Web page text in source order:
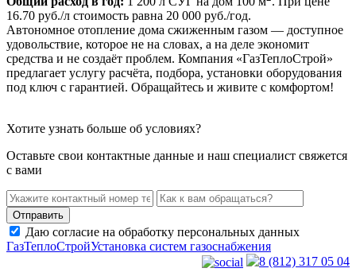
16.70 руб./л стоимость равна 20 000 руб./год.
Автономное отопление дома сжиженным газом — доступное
удовольствие, которое не на словах, а на деле экономит
средства и не создаёт проблем. Компания «ГазТеплоСтрой»
предлагает услугу расчёта, подбора, установки оборудования
под ключ с гарантией. Обращайтесь и живите с комфортом!
Хотите узнать больше об условиях?
Оставьте свои контактные данные и наш специалист свяжется
с вами
Даю согласие на обработку персональных данных
ГазТеплоСтройУстановка систем газоснабжения
8 (812) 317 05 04